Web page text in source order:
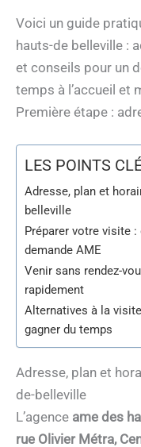
Voici un guide
hauts-de belleville :
et conseils pour un
temps à l’accueil et
Première étape :
LES POINTS
Adresse, plan et
belleville
Préparer votre visite
demande AME
Venir sans rendez-
rapidement
Alternatives à la
gagner du temps
Adresse, plan et
de-belleville
L’agence ame des
rue Olivier Métra,